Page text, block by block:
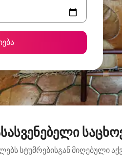
სტუმრებისგან მიღებული